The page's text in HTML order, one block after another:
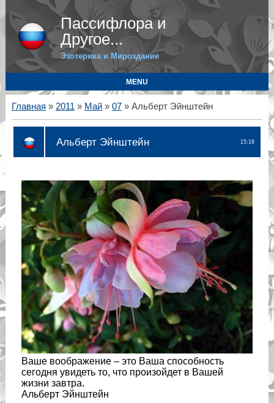
Пассифлора и
Другое...
Эзотерика и Мироздание
MENU
Главная » 2011 » Май » 07» Альберт Эйнштейн
15:16
Альберт Эйнштейн
Ваше воображение – это Ваша способность
сегодня увидеть то, что произойдет в Вашей
жизни завтра.
Альберт Эйнштейн